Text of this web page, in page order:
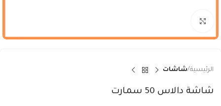
الرئيسية شاشات
شاشة دالاس 50 سمارت